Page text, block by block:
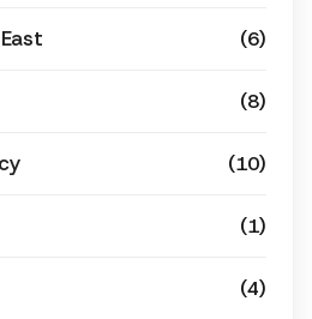
(6)
(8)
(10)
(1)
(4)